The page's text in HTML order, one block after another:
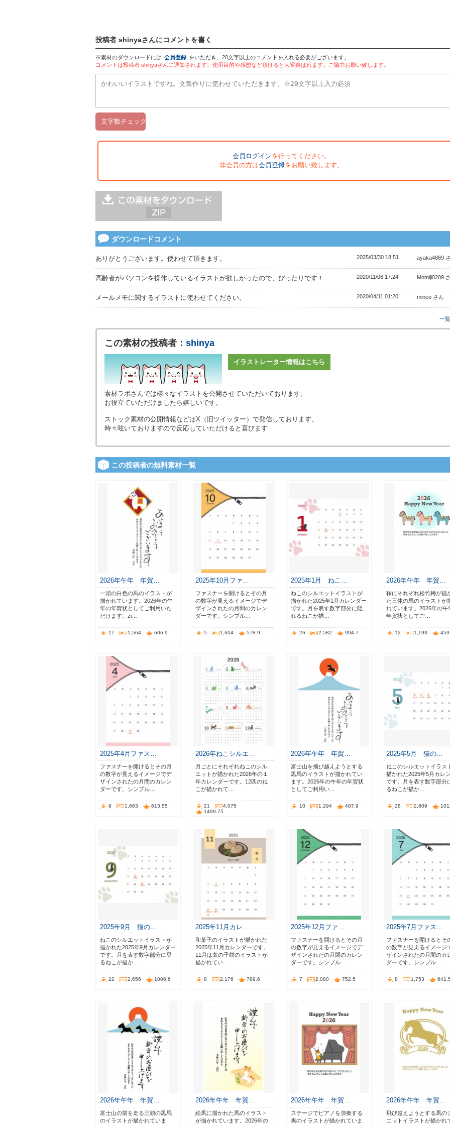
投稿者 shinyaさんにコメントを書く
※素材のダウンロードには 会員登録 をいただき、20文字以上のコメントを入れる必要がございます。
コメントは投稿者 shinyaさんに通知されます。使用目的や感想など頂けると大変喜ばれます。ご協力お願い致します。
会員ログインを行ってください。
非会員の方は会員登録をお願い致します。
ダウンロードコメント
ありがとうございます。使わせて頂きます。 2025/03/30 18:51 ayaka4869
高齢者がパソコンを操作しているイラストが欲しかったので、ぴったりです！ 2020/11/06 17:24 Momiji0209
メールメモに関するイラストに使わせてください。 2020/04/11 01:20 mineo さん
一
この素材の投稿者： shinya
イラストレーター情報はこちら
素材ラボさんでは様々なイラストを公開させていただいております。
お役立ていただけましたら嬉しいです。
ストック素材の公開情報などはX（旧ツイッター）で発信しております。
時々呟いておりますので反応していただけると喜びます
この投稿者の無料素材一覧
2026年午年 年賀…
一頭の白色の馬のイラストが
描かれています。2026年の午
年の年賀状としてご利用いた
だけます。zi…
17 1,564 606.9
2025年10月ファ…
ファスナーを開けるとその月
の数字が見えるイメージでデ
ザインされたの月間のカレン
ダーです。シンプル…
5 1,604 578.9
2025年1月 ねこ…
ねこのシルエットイラストが
描かれた2025年1月カレンダー
です。月を表す数字部分に隠
れるねこが描…
26 2,582 994.7
2026年午年 年賀…
鞍にそれぞれ松竹梅が描
た三体の馬のイラストが
れています。2026年の午
年賀状としてご…
12 1,193
2025年4月ファス…
ファスナーを開けるとその月
の数字が見えるイメージでデ
ザインされたの月間のカレン
ダーです。シンプル…
9 1,663 613.55
2026年ねこシルエ…
月ごとにそれぞれねこのシル
エットが描かれた2026年の１
年カレンダーです。12匹のね
こが描かれて…
21
4,075
1499.75
2026年午年 年賀…
富士山を飛び越えようとする
黒馬のイラストが描かれてい
ます。2026年の午年の年賀状
としてご利用い…
10 1,294 487.9
2025年5月 猫の…
ねこのシルエットイラス
描かれた2025年5月カレ
です。月を表す数字部分
るねこが描か…
28 2,609
2025年9月 猫の…
ねこのシルエットイラストが
描かれた2025年9月カレンダー
です。月を表す数字部分に登
るねこが描か…
22 2,656 1006.6
2025年11月カレ…
和菓子のイラストが描かれた
2025年11月カレンダーです。
11月は亥の子餅のイラストが
描かれてい…
8 2,176 789.6
2025年12月ファ…
ファスナーを開けるとその月
の数字が見えるイメージでデ
ザインされたの月間のカレン
ダーです。シンプル…
7 2,080 752.5
2025年7月ファス…
ファスナーを開けるとそ
の数字が見えるイメージ
ザインされたの月間のカ
ダーです。シンプル…
8 1,753
2026年午年 年賀…
富士山の前を走る三頭の黒馬
のイラストが描かれていま
2026年午年 年賀…
絵馬に描かれた馬のイラスト
が描かれています。2026年の
2026年午年 年賀…
ステージでピアノを演奏する
馬のイラストが描かれていま
2026年午年 年賀…
飛び越えようとする馬の
エットイラストが描かれ